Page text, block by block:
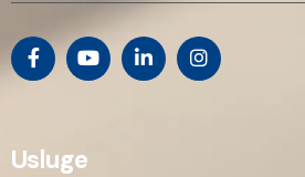
Usluge